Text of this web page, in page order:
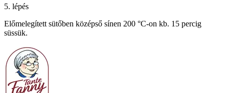
5. lépés
Előmelegített sütőben középső sínen 200 °C-on kb. 15 percig
süssük.